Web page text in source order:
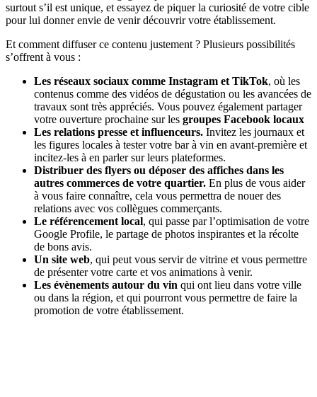
surtout s’il est unique, et essayez de piquer la curiosité de votre cible
pour lui donner envie de venir découvrir votre établissement.
Et comment diffuser ce contenu justement ? Plusieurs possibilités
s’offrent à vous :
Les réseaux sociaux comme Instagram et TikTok, où les
contenus comme des vidéos de dégustation ou les avancées de
travaux sont très appréciés. Vous pouvez également partager
votre ouverture prochaine sur les groupes Facebook locaux
Les relations presse et influenceurs. Invitez les journaux et
les figures locales à tester votre bar à vin en avant-première et
incitez-les à en parler sur leurs plateformes.
Distribuer des flyers ou déposer des affiches dans les
autres commerces de votre quartier. En plus de vous aider
à vous faire connaître, cela vous permettra de nouer des
relations avec vos collègues commerçants.
Le référencement local, qui passe par l’optimisation de votre
Google Profile, le partage de photos inspirantes et la récolte
de bons avis.
Un site web, qui peut vous servir de vitrine et vous permettre
de présenter votre carte et vos animations à venir.
Les évènements autour du vin qui ont lieu dans votre ville
ou dans la région, et qui pourront vous permettre de faire la
promotion de votre établissement.